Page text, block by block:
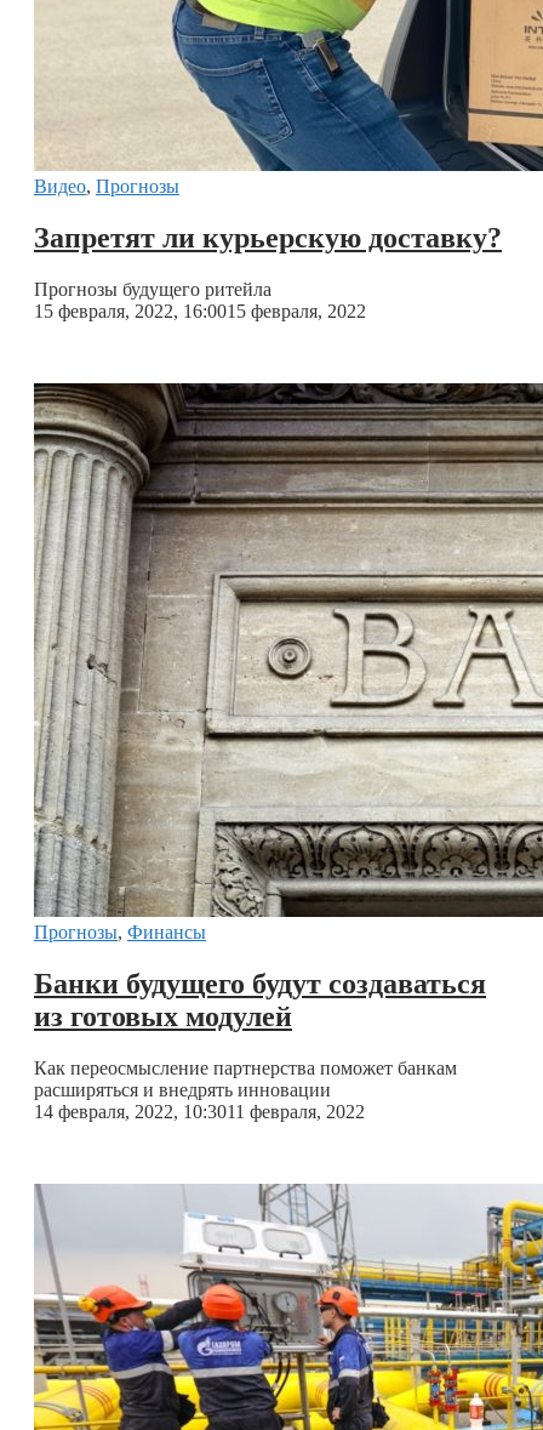
Видео, Прогнозы
Запретят ли курьерскую доставку?
Прогнозы будущего ритейла
15 февраля, 2022, 16:0015 февраля, 2022
Прогнозы, Финансы
Банки будущего будут создаваться
из готовых модулей
Как переосмысление партнерства поможет банкам
расширяться и внедрять инновации
14 февраля, 2022, 10:3011 февраля, 2022